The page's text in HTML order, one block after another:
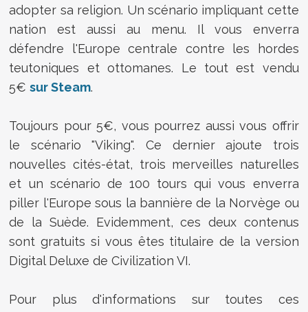
adopter sa religion. Un scénario impliquant cette
nation est aussi au menu. Il vous enverra
défendre l'Europe centrale contre les hordes
teutoniques et ottomanes. Le tout est vendu
5€sur Steam.
Toujours pour 5€, vous pourrez aussi vous offrir
le scénario "Viking". Ce dernier ajoute trois
nouvelles cités-état, trois merveilles naturelles
et un scénario de 100 tours qui vous enverra
piller l'Europe sous la bannière de la Norvège ou
de la Suède. Evidemment, ces deux contenus
sont gratuits si vous êtes titulaire de la version
Digital Deluxe de Civilization VI.
Pour plus d'informations sur toutes ces